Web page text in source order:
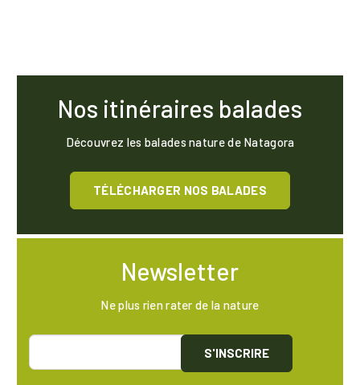
Nos itinéraires balades
Découvrez les balades nature de Natagora
TÉLÉCHARGER NOS BALADES
Newsletter
Ne plus rien rater de la nature
S'INSCRIRE